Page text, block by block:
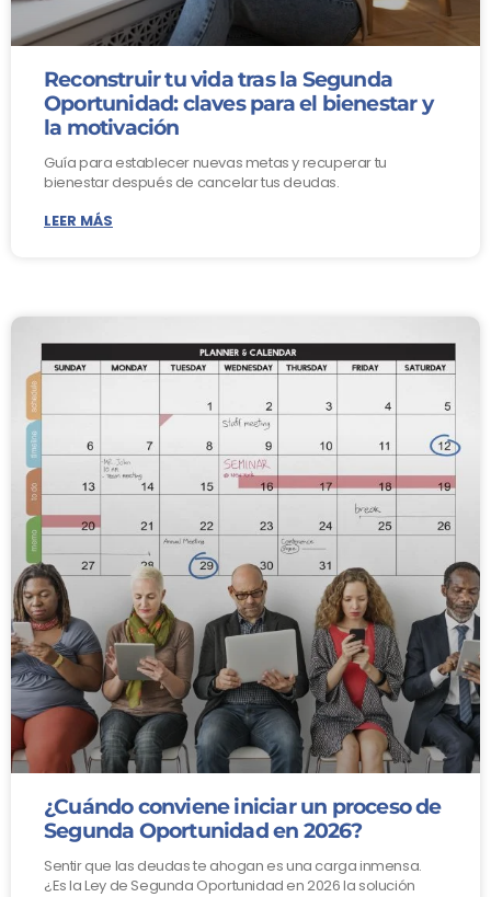
Reconstruir tu vida tras la Segunda
Oportunidad: claves para el bienestar y
la motivación
Guía para establecer nuevas metas y recuperar tu
bienestar después de cancelar tus deudas.
LEER MÁS
¿Cuándo conviene iniciar un proceso de
Segunda Oportunidad en 2026?
Sentir que las deudas te ahogan es una carga inmensa.
¿Es la Ley de Segunda Oportunidad en 2026 la solución